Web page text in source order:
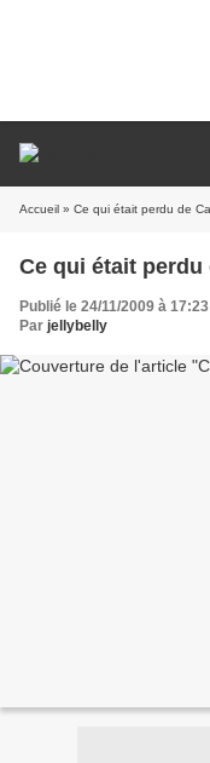
Accueil » Ce qui était perdu de
Ce qui était perdu
Publié le 24/11/2009 à 17:23
Par jellybelly